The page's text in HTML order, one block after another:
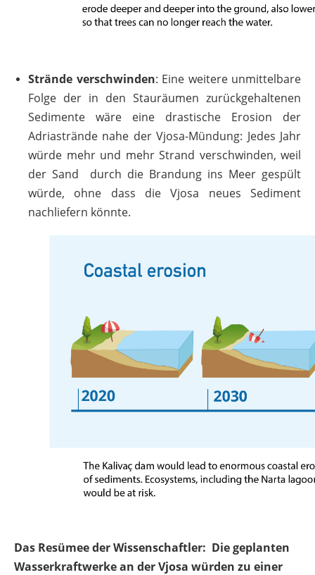
Strände verschwinden: Eine weitere unmittelbare
Folge der in den Stauräumen zurückgehaltenen
Sedimente wäre eine drastische Erosion der
Adriastrände nahe der Vjosa-Mündung: Jedes Jahr
würde mehr und mehr Strand verschwinden, weil
der Sand durch die Brandung ins Meer gespült
würde, ohne dass die Vjosa neues Sediment
nachliefern könnte.
Das Resümee der Wissenschaftler: Die geplanten
Wasserkraftwerke an der Vjosa würden zu einer